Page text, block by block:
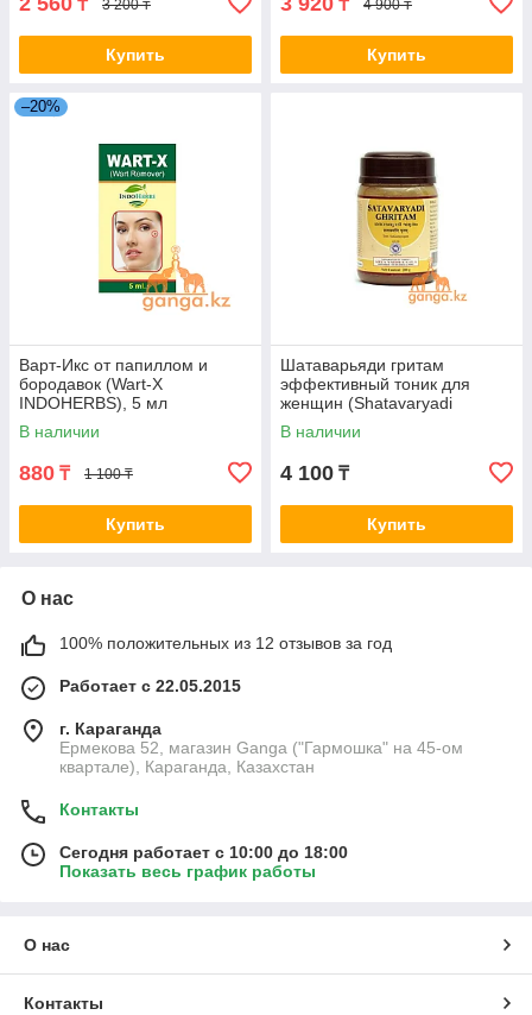
₸ 3 200 ₸
Купить
₸ 4 900 ₸
Купить
–20%
Варт-Икс от папиллом и
бородавок (Wart-X
INDOHERBS), 5 мл
В наличии
880 ₸ 1 100 ₸
Купить
Шатаварьяди гритам
эффективный тоник для
женщин (Shatavaryadi
ghritam Kottakkal ARYA
VAIDYA SALA), 200 г.
В наличии
4 100 ₸
Купить
О нас
100% положительных из 12 отзывов за год
Работает с 22.05.2015
г. Караганда
Ермекова 52, магазин Ganga ("Гармошка" на 45-ом
квартале), Караганда, Казахстан
Контакты
Сегодня работает с 10:00 до 18:00
Показать весь график работы
О нас
Контакты